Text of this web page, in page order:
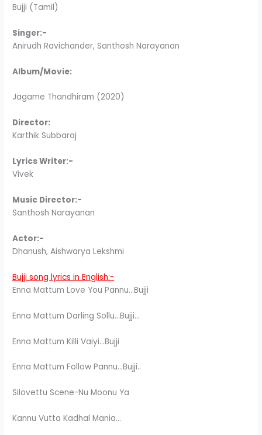
Bujji (Tamil)
Singer:-
Anirudh Ravichander, Santhosh Narayanan
Album/Movie:
Jagame Thandhiram (2020)
Director:
Karthik Subbaraj
Lyrics Writer:-
Vivek
Music Director:-
Santhosh Narayanan
Actor:-
Dhanush, Aishwarya Lekshmi
Bujji song lyrics in English:-
Enna Mattum Love You Pannu…Bujji
Enna Mattum Darling Sollu…Bujji…
Enna Mattum Killi Vaiyi…Bujji
Enna Mattum Follow Pannu…Bujji..
Silovettu Scene-Nu Moonu Ya
Kannu Vutta Kadhal Mania…